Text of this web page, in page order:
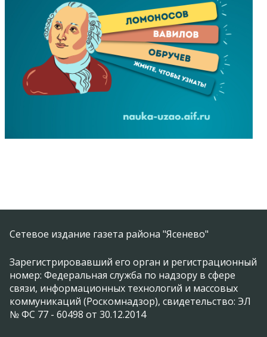
Сетевое издание газета района "Ясенево"
Зарегистрировавший его орган и регистрационный
номер: Федеральная служба по надзору в сфере
связи, информационных технологий и массовых
коммуникаций (Роскомнадзор), свидетельство: ЭЛ
№ ФС 77 - 60498 от 30.12.2014